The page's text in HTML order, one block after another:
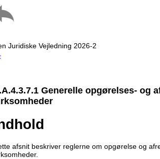
Juridiske Vejledning 2026-2
Generelle opgørelses- og
afsnit beskriver reglerne om opgørelse og